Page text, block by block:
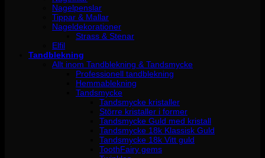
Nagelpenslar
Tippar & Mallar
Nageldekorationer
Strass & Stenar
Elfil
Tandblekning
Allt inom Tandblekning & Tandsmycke
Professionell tandblekning
Hemmablekning
Tandsmycke
Tandsmycke kristaller
Större kristaller i former
Tandsmycke Guld med kristall
Tandsmycke 18k Klassisk Guld
Tandsmycke 18k Vitt guld
ToothFairy gems